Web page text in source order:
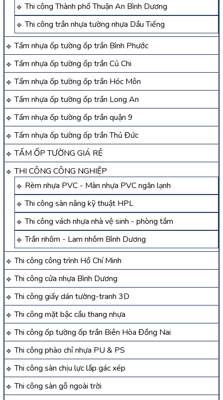
Thi công Thành phố Thuận An Bình Dương
Thi công trần nhựa tường nhựa Dầu Tiếng
Tấm nhựa ốp tường ốp trần Bình Phước
Tấm nhựa ốp tường ốp trần Củ Chi
Tấm nhựa ốp tường ốp trần Hóc Môn
Tấm nhựa ốp tường ốp trần Long An
Tấm nhựa ốp tường ốp trần quận 9
Tấm nhựa ốp tường ốp trần Thủ Đức
TẤM ỐP TƯỜNG GIÁ RẺ
THI CÔNG CÔNG NGHIỆP
Rèm nhựa PVC - Màn nhựa PVC ngăn lạnh
Thi công sàn nâng kỹ thuật HPL
Thi công vách nhựa nhà vệ sinh - phòng tắm
Trần nhôm - Lam nhôm Bình Dương
Thi công công trình Hồ Chí Minh
Thi công cửa nhựa Bình Dương
Thi công giấy dán tường-tranh 3D
Thi công mặt bậc cầu thang nhựa
Thi công ốp tường ốp trần Biên Hòa Đồng Nai
Thi công phào chỉ nhựa PU & PS
Thi công sàn chịu lực lắp gác xép
Thi công sàn gỗ ngoài trời